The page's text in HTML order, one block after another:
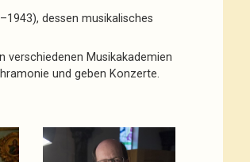
dessen musikalisches
verschiedenen Musikakademien
und geben Konzerte.